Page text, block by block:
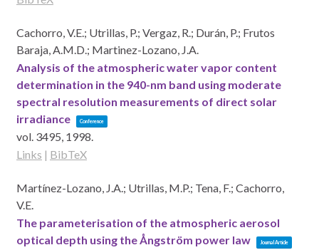
Cachorro, V.E.; Utrillas, P.; Vergaz, R.; Durán, P.; Frutos
Baraja, A.M.D.; Martinez-Lozano, J.A.
Analysis of the atmospheric water vapor content
determination in the 940-nm band using moderate
spectral resolution measurements of direct solar
irradiance
Conference
vol. 3495, 1998.
Links | BibTeX
Martínez-Lozano, J.A.; Utrillas, M.P.; Tena, F.; Cachorro,
V.E.
The parameterisation of the atmospheric aerosol
optical depth using the Ångström power law
Journal Article